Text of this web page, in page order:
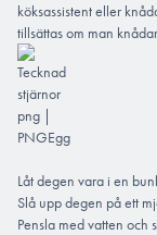
köksassistent eller
tillsättas om man
Låt degen vara i en
Slå upp degen på ett
Pensla med vatten och